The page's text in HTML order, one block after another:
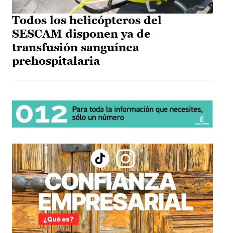
Todos los helicópteros del
SESCAM disponen ya de
transfusión sanguínea
prehospitalaria